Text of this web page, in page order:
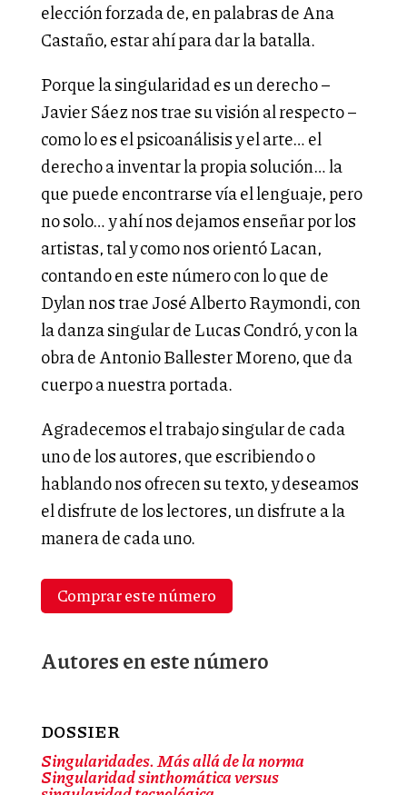
elección forzada de, en palabras de Ana
Castaño, estar ahí para dar la batalla.
Porque la singularidad es un derecho –
Javier Sáez nos trae su visión al respecto –
como lo es el psicoanálisis y el arte… el
derecho a inventar la propia solución… la
que puede encontrarse vía el lenguaje, pero
no solo… y ahí nos dejamos enseñar por los
artistas, tal y como nos orientó Lacan,
contando en este número con lo que de
Dylan nos trae José Alberto Raymondi, con
la danza singular de Lucas Condró, y con la
obra de Antonio Ballester Moreno, que da
cuerpo a nuestra portada.
Agradecemos el trabajo singular de cada
uno de los autores, que escribiendo o
hablando nos ofrecen su texto, y deseamos
el disfrute de los lectores, un disfrute a la
manera de cada uno.
Comprar este número
Autores en este número
DOSSIER
Singularidades. Más allá de la norma
Singularidad sinthomática versus